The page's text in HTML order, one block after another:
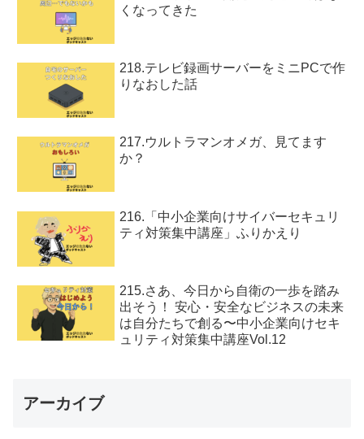
くなってきた
218.テレビ録画サーバーをミニPCで作
りなおした話
217.ウルトラマンオメガ、見てます
か？
216.「中小企業向けサイバーセキュリ
ティ対策集中講座」ふりかえり
215.さあ、今日から自衛の一歩を踏み
出そう！ 安心・安全なビジネスの未来
は自分たちで創る〜中小企業向けセキ
ュリティ対策集中講座Vol.12
アーカイブ